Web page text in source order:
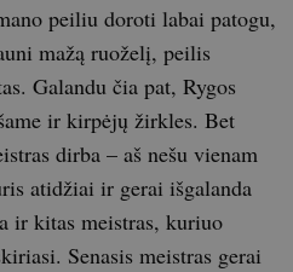
peiliu doroti labai patogu,
mažą ruoželį, peilis
Galandu čia pat, Rygos
ir kirpėjų žirkles. Bet
dirba – aš nešu vienam
atidžiai ir gerai išgalanda
ir kitas meistras, kuriuo
Senasis meistras gerai